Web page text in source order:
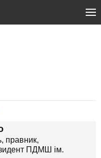
правник,
ПДМШ ім.